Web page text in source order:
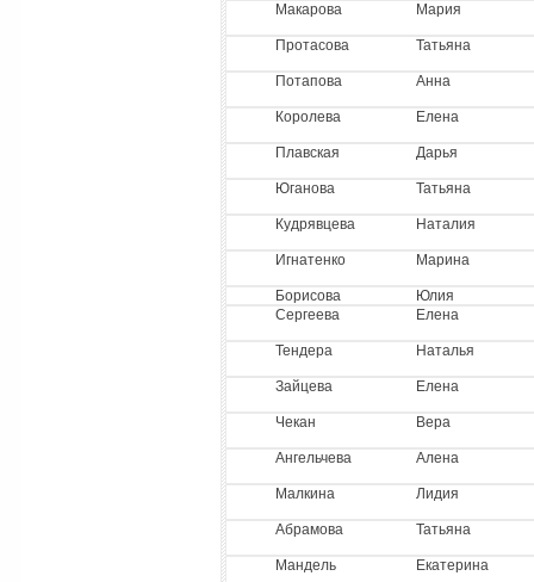
Макарова Мария
Протасова Татьяна
Потапова Анна
Королева Елена
Плавская Дарья
Юганова Татьяна
Кудрявцева Наталия
Игнатенко Марина
Борисова
Юлия
Сергеева
Елена
Тендера Наталья
Зайцева Елена
Чекан Вера
Ангельчева Алена
Малкина Лидия
Абрамова Татьяна
Мандель Екатерина